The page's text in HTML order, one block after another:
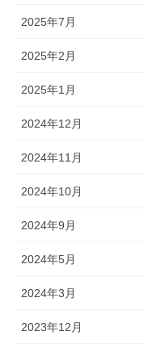
2025年7月
2025年2月
2025年1月
2024年12月
2024年11月
2024年10月
2024年9月
2024年5月
2024年3月
2023年12月